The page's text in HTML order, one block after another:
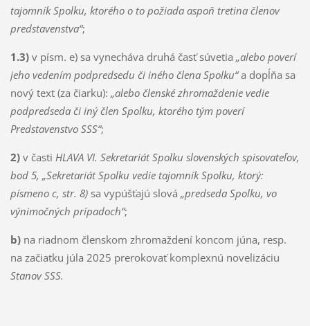
tajomník Spolku, ktorého o to požiada aspoň tretina členov
predstavenstva“;
1.3) v písm. e) sa vynecháva druhá časť súvetia „alebo poverí
jeho vedením podpredsedu či iného člena Spolku“a dopĺňa sa
nový text (za čiarku): „alebo členské zhromaždenie vedie
podpredseda či iný člen Spolku, ktorého tým poverí
Predstavenstvo SSS“;
2)v časti HLAVA VI. Sekretariát Spolku slovenských spisovateľov,
bod 5, „Sekretariát Spolku vedie tajomník Spolku, ktorý:
písmeno c, str. 8)sa vypúšťajú slová „predseda Spolku, vo
výnimočných prípadoch“;
b) na riadnom členskom zhromaždení koncom júna, resp.
na začiatku júla 2025 prerokovať komplexnú novelizáciu
Stanov SSS.